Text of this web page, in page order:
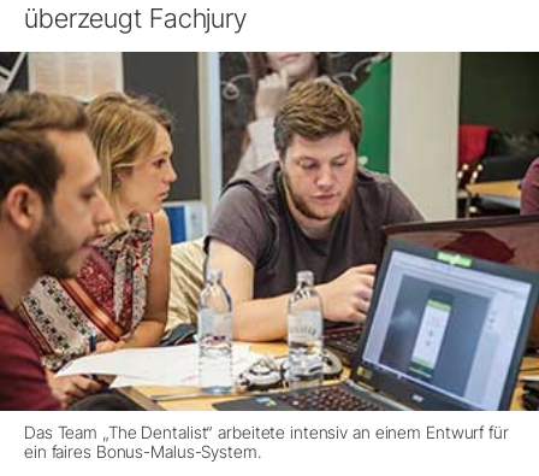
überzeugt Fachjury
Das Team „The Dentalist“ arbeitete intensiv an einem Entwurf für
ein faires Bonus-Malus-System.